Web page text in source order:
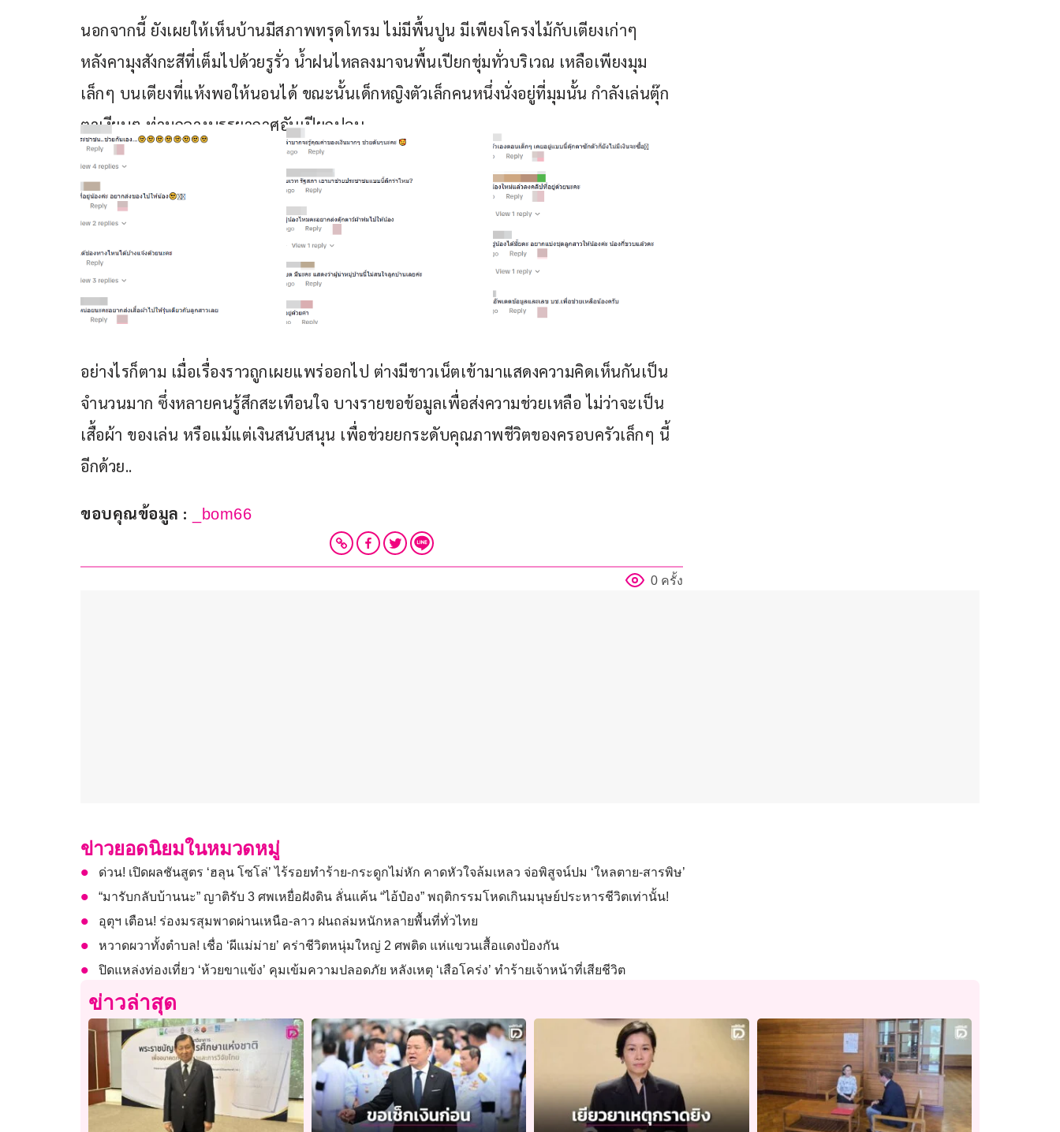
นอกจากนี้ ยังเผยให้เห็นบ้านมีสภาพทรุดโทรม ไม่มีพื้นปูน มีเพียงโครงไม้กับเตียงเก่าๆ
หลังคามุงสังกะสีที่เต็มไปด้วยรูรั่ว น้ำฝนไหลลงมาจนพื้นเปียกชุ่มทั่วบริเวณ เหลือเพียงมุม
เล็กๆ บนเตียงที่แห้งพอให้นอนได้ ขณะนั้นเด็กหญิงตัวเล็กคนหนึ่งนั่งอยู่ที่มุมนั้น กำลังเล่นตุ๊ก
ตาเงียบๆ ท่ามกลางบรรยากาศอันเปียกปอน
อย่างไรก็ตาม เมื่อเรื่องราวถูกเผยแพร่ออกไป ต่างมีชาวเน็ตเข้ามาแสดงความคิดเห็นกันเป็น
จำนวนมาก ซึ่งหลายคนรู้สึกสะเทือนใจ บางรายขอข้อมูลเพื่อส่งความช่วยเหลือ ไม่ว่าจะเป็น
เสื้อผ้า ของเล่น หรือแม้แต่เงินสนับสนุน เพื่อช่วยยกระดับคุณภาพชีวิตของครอบครัวเล็กๆ นี้
อีกด้วย..
ขอบคุณข้อมูล : _bom66
0 ครั้ง
ข่าวยอดนิยมในหมวดหมู่
ด่วน! เปิดผลชันสูตร ‘ฮลุน โซโล่’ ไร้รอยทำร้าย-กระดูกไม่หัก คาดหัวใจล้มเหลว จ่อพิสูจน์ปม ‘ใหลตาย-สารพิษ’
“มารับกลับบ้านนะ” ญาติรับ 3 ศพเหยื่อฝังดิน ลั่นแค้น “ไอ้ป๋อง” พฤติกรรมโหดเกินมนุษย์ประหารชีวิตเท่านั้น!
อุตุฯ เตือน! ร่องมรสุมพาดผ่านเหนือ-ลาว ฝนถล่มหนักหลายพื้นที่ทั่วไทย
หวาดผวาทั้งตำบล! เชื่อ ‘ผีแม่ม่าย’ คร่าชีวิตหนุ่มใหญ่ 2 ศพติด แห่แขวนเสื้อแดงป้องกัน
ปิดแหล่งท่องเที่ยว ‘ห้วยขาแข้ง’ คุมเข้มความปลอดภัย หลังเหตุ ‘เสือโคร่ง’ ทำร้ายเจ้าหน้าที่เสียชีวิต
ข่าวล่าสุด